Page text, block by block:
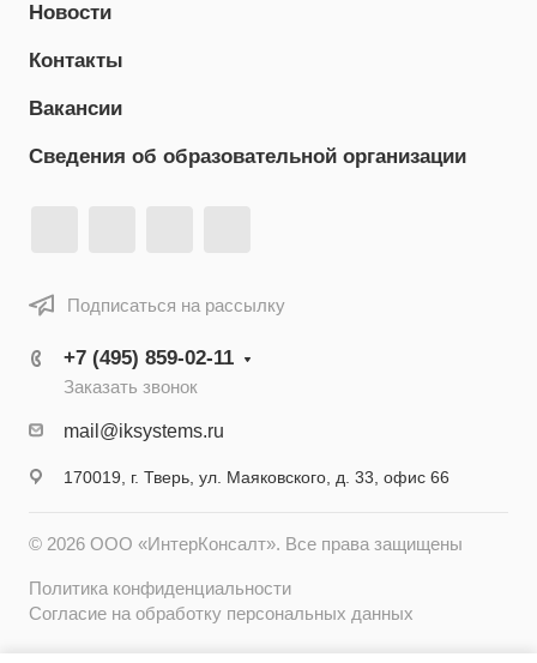
Новости
Контакты
Вакансии
Сведения об образовательной организации
Подписаться на рассылку
+7 (495) 859-02-11
Заказать звонок
mail@iksystems.ru
170019, г. Тверь, ул. Маяковского, д. 33, офис 66
© 2026 ООО «ИнтерКонсалт». Все права защищены
Политика конфиденциальности
Согласие на обработку персональных данных